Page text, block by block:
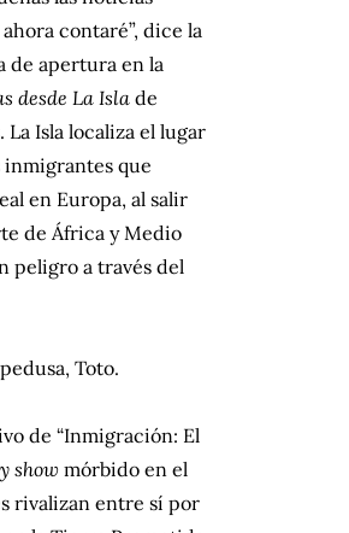
contaré”, dice la
de apertura en la
desde La Islade
La Isla localiza el lugar
inmigrantes que
en Europa, al salir
de África y Medio
peligro a través del
Toto.
de “Inmigración: El
show mórbido en el
rivalizan entre sí por